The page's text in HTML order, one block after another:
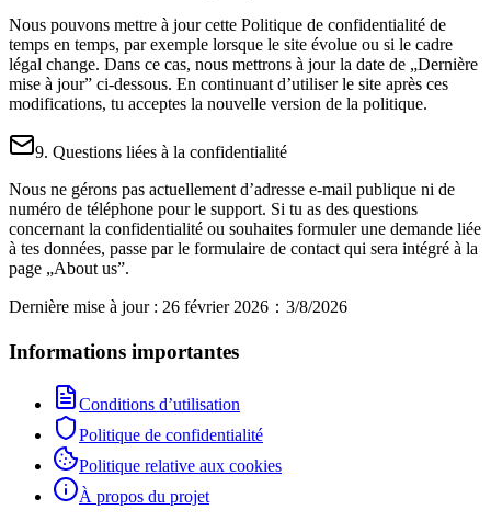
Nous pouvons mettre à jour cette Politique de confidentialité de
temps en temps, par exemple lorsque le site évolue ou si le cadre
légal change. Dans ce cas, nous mettrons à jour la date de „Dernière
mise à jour” ci‑dessous. En continuant d’utiliser le site après ces
modifications, tu acceptes la nouvelle version de la politique.
9. Questions liées à la confidentialité
Nous ne gérons pas actuellement d’adresse e‑mail publique ni de
numéro de téléphone pour le support. Si tu as des questions
concernant la confidentialité ou souhaites formuler une demande liée
à tes données, passe par le formulaire de contact qui sera intégré à la
page „About us”.
Dernière mise à jour : 26 février 2026 ： 3/8/2026
Informations importantes
Conditions d’utilisation
Politique de confidentialité
Politique relative aux cookies
À propos du projet